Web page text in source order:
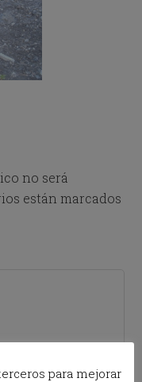
no será
están marcados
para mejorar